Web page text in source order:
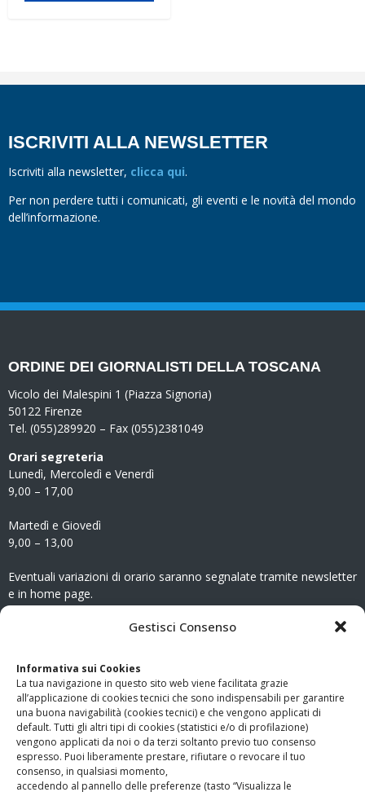
Gestisci Consenso
Informativa sui Cookies
La tua navigazione in questo sito web viene facilitata grazie
all’applicazione di cookies tecnici che sono indispensabili per garantire
una buona navigabilità (cookies tecnici) e che vengono applicati di
default. Tutti gli altri tipi di cookies (statistici e/o di profilazione)
vengono applicati da noi o da terzi soltanto previo tuo consenso
espresso. Puoi liberamente prestare, rifiutare o revocare il tuo
consenso, in qualsiasi momento,
accedendo al pannello delle preferenze (tasto “Visualizza le
ISCRIVITI ALLA NEWSLETTER
Iscriviti alla newsletter, clicca qui.
Per non perdere tutti i comunicati, gli eventi e le novità del mondo
dell’informazione.
ORDINE DEI GIORNALISTI DELLA TOSCANA
Vicolo dei Malespini 1 (Piazza Signoria)
50122 Firenze
Tel. (055)289920 – Fax (055)2381049
Orari segreteria
Lunedì, Mercoledì e Venerdì
9,00 – 17,00
Martedì e Giovedì
9,00 – 13,00
Eventuali variazioni di orario saranno segnalate tramite newsletter
e in home page.
www.odg.toscana.it – testata registrata presso il Tribunale di
Firenze al nr. 5208 dell’ 08.10.2002. Direttore responsabile:
Giampaolo Marchini – C.F. 80005790482
LINK UTILI